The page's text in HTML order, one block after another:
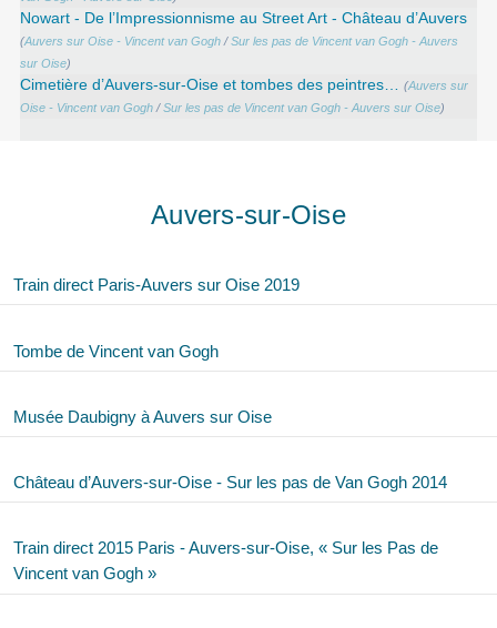
Nowart - De l’Impressionnisme au Street Art - Château d’Auvers
(Auvers sur Oise - Vincent van Gogh /Sur les pas de Vincent van Gogh - Auvers
sur Oise)
Cimetière d’Auvers-sur-Oise et tombes des peintres… (Auvers sur
Oise - Vincent van Gogh /Sur les pas de Vincent van Gogh - Auvers sur Oise)
Auvers-sur-Oise
Train direct Paris-Auvers sur Oise 2019
Tombe de Vincent van Gogh
Musée Daubigny à Auvers sur Oise
Château d’Auvers-sur-Oise - Sur les pas de Van Gogh 2014
Train direct 2015 Paris - Auvers-sur-Oise, « Sur les Pas de
Vincent van Gogh »